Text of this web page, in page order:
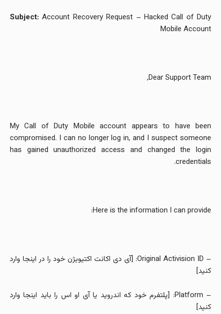
Subject: Account Recovery Request – Hacked Call of Duty
Mobile Account
Dear Support Team,
My Call of Duty Mobile account appears to have been
compromised. I can no longer log in, and I suspect someone
has gained unauthorized access and changed the login
credentials.
Here is the information I can provide:
– Original Activision ID: [آی دی اکانت اکتیویژن خود را در اینجا وارد
کنید]
– Platform: [پلتفرم خود که اندروید یا آی او اس را باید اینجا وارد
کنید]